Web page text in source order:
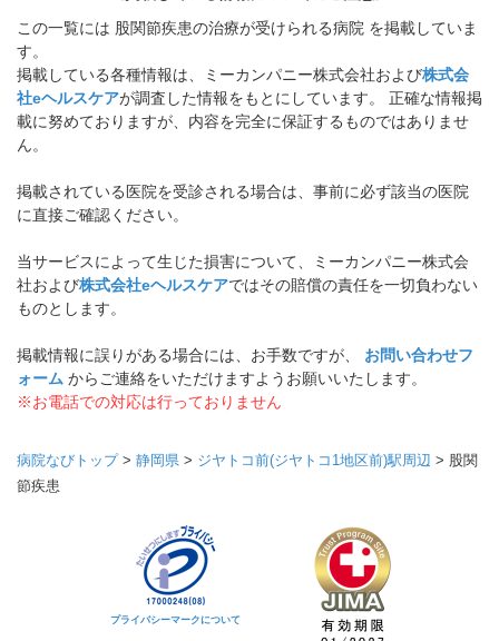
この一覧には 股関節疾患の治療が受けられる病院 を掲載していま
す。
掲載している各種情報は、ミーカンパニー株式会社および株式会
社eヘルスケアが調査した情報をもとにしています。 正確な情報掲
載に努めておりますが、内容を完全に保証するものではありませ
ん。
掲載されている医院を受診される場合は、事前に必ず該当の医院
に直接ご確認ください。
当サービスによって生じた損害について、ミーカンパニー株式会
社および株式会社eヘルスケアではその賠償の責任を一切負わない
ものとします。
掲載情報に誤りがある場合には、お手数ですが、 お問い合わせフ
ォーム からご連絡をいただけますようお願いいたします。
※お電話での対応は行っておりません
病院なびトップ> 静岡県 > ジヤトコ前(ジヤトコ1地区前)駅周辺 > 股関
節疾患
プライバシーマークについて